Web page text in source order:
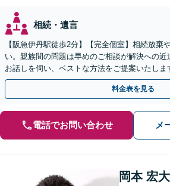
相続・遺言
【阪急伊丹駅徒歩2分】【完全個室】相続放棄
い。親族間の問題は早めのご相談が解決への近
お話しを伺い、ベストな方法をご提案いたしま
談初回無料】【休日夜間対応可】【オンライン
料金表を見る
電話でお問い合わせ メ
岡本 宏大